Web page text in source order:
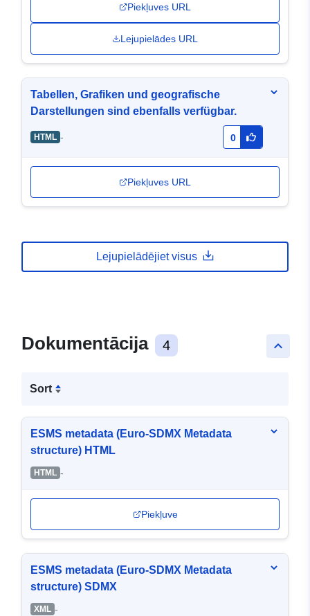
Piekļuves URL
Lejupielādes URL
Tabellen, Grafiken und geografische
Darstellungen sind ebenfalls verfügbar.
HTML - 0
Piekļuves URL
Lejupielādējiet visus
keyboard_arrow_up
Dokumentācija 4
Sort
ESMS metadata (Euro-SDMX Metadata
structure) HTML
HTML -
Piekļuve
ESMS metadata (Euro-SDMX Metadata
structure) SDMX
XML -